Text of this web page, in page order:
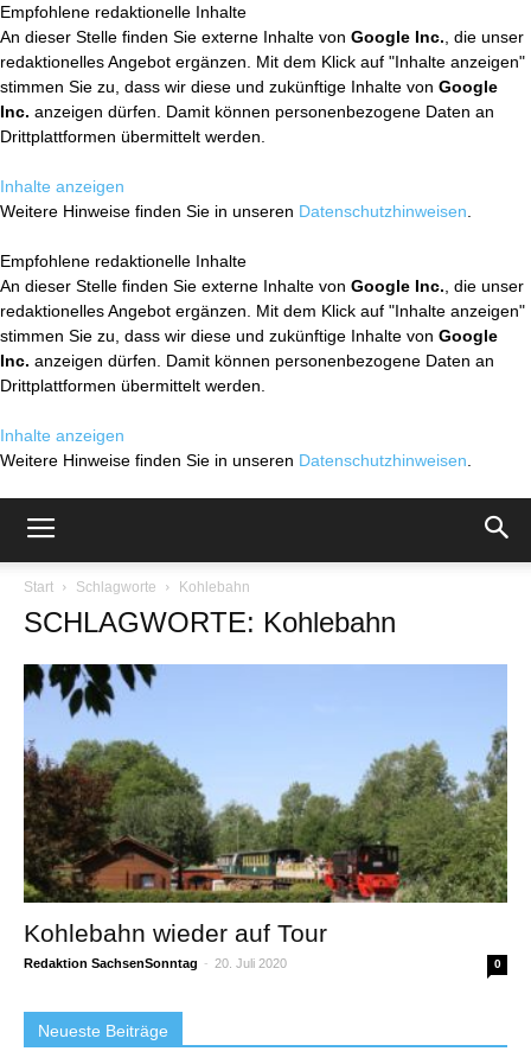
Empfohlene redaktionelle Inhalte
An dieser Stelle finden Sie externe Inhalte von Google Inc. , die unser
redaktionelles Angebot ergänzen. Mit dem Klick auf "Inhalte anzeigen"
stimmen Sie zu, dass wir diese und zukünftige Inhalte von Google
Inc. anzeigen dürfen. Damit können personenbezogene Daten an
Drittplattformen übermittelt werden.
Inhalte anzeigen
Weitere Hinweise finden Sie in unseren Datenschutzhinweisen
Empfohlene redaktionelle Inhalte
An dieser Stelle finden Sie externe Inhalte von Google Inc. , die unser
redaktionelles Angebot ergänzen. Mit dem Klick auf "Inhalte anzeigen"
stimmen Sie zu, dass wir diese und zukünftige Inhalte von Google
Inc. anzeigen dürfen. Damit können personenbezogene Daten an
Drittplattformen übermittelt werden.
Inhalte anzeigen
Weitere Hinweise finden Sie in unseren Datenschutzhinweisen
Start Schlagworte Kohlebahn
SCHLAGWORTE: Kohlebahn
Kohlebahn wieder auf Tour
Redaktion SachsenSonntag - 20. Juli 2020 0
Neueste Beiträge